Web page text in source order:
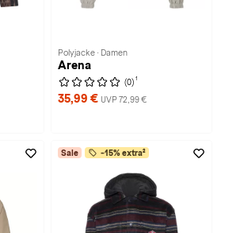
Polyjacke · Damen
Arena
(0) 1
35,99 € UVP 72,99 €
Sale -15% extra²